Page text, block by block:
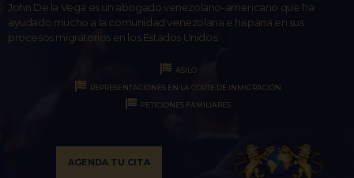
John De la Vega es un abogado venezolano-americano que ha
ayudado mucho a la comunidad venezolana e hispana en sus
procesos migratorios en los Estados Unidos.
ASILO
REPRESENTACIONES EN LA CORTE DE INMIGRACIÓN
PETICIONES FAMILIARES
AGENDA TU CITA